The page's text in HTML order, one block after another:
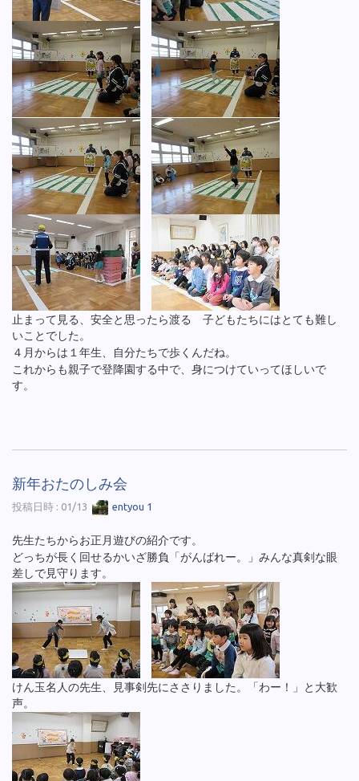
止まって見る、安全と思ったら渡る 子どもたちにはとても難し
いことでした。
４月からは１年生、自分たちで歩くんだね。
これからも親子で登降園する中で、身につけていってほしいで
す。
新年おたのしみ会
投稿日時 : 01/13 entyou 1
先生たちからお正月遊びの紹介です。
どっちが長く回せるかいざ勝負「がんばれー。」みんな真剣な眼
差しで見守ります。
けん玉名人の先生、見事剣先にささりました。「わー！」と大歓
声。